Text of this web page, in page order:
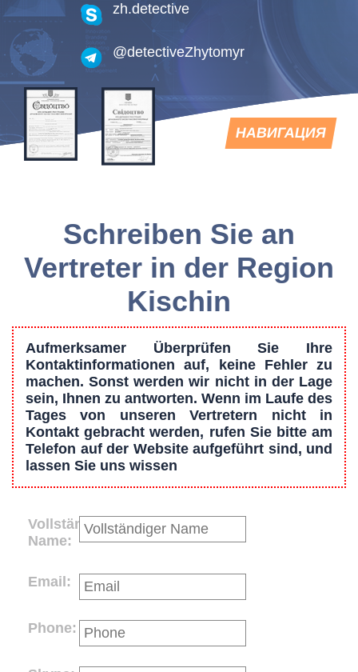
zh.detective
@detectiveZhytomyr
TOGGLE
NAVIGATION
НАВИГАЦИЯ
Schreiben Sie an
Vertreter in der Region
Kischin
Aufmerksamer Überprüfen Sie Ihre
Kontaktinformationen auf, keine Fehler zu
machen. Sonst werden wir nicht in der Lage
sein, Ihnen zu antworten. Wenn im Laufe des
Tages von unseren Vertretern nicht in
Kontakt gebracht werden, rufen Sie bitte am
Telefon auf der Website aufgeführt sind, und
lassen Sie uns wissen
Vollständiger
Name:
Email:
Phone: